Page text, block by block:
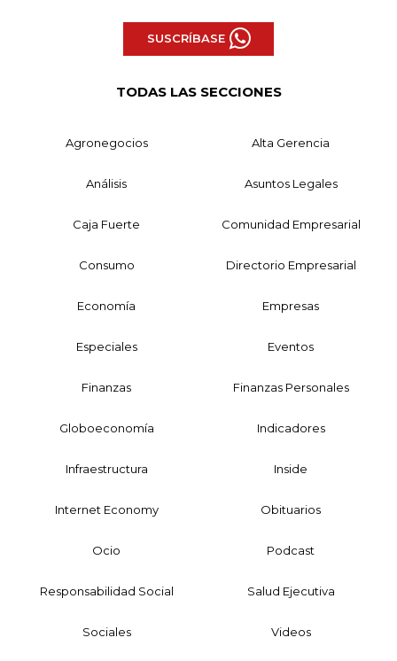
SUSCRÍBASE
TODAS LAS SECCIONES
Agronegocios Alta Gerencia
Análisis Asuntos Legales
Caja Fuerte Comunidad Empresarial
Consumo Directorio Empresarial
Economía Empresas
Especiales Eventos
Finanzas Finanzas Personales
Globoeconomía Indicadores
Infraestructura Inside
Internet Economy Obituarios
Ocio Podcast
Responsabilidad Social Salud Ejecutiva
Sociales Videos